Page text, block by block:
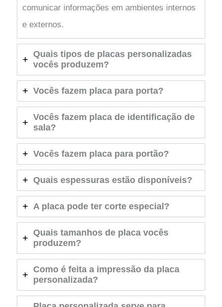
comunicar informações em ambientes internos
e externos.
Quais tipos de placas personalizadas
vocês produzem?
Vocês fazem placa para porta?
Vocês fazem placa de identificação de
sala?
Vocês fazem placa para portão?
Quais espessuras estão disponíveis?
A placa pode ter corte especial?
Quais tamanhos de placa vocês
produzem?
Como é feita a impressão da placa
personalizada?